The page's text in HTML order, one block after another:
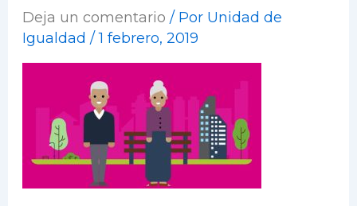
Deja un comentario / Por Unidad de
Igualdad /1 febrero, 2019